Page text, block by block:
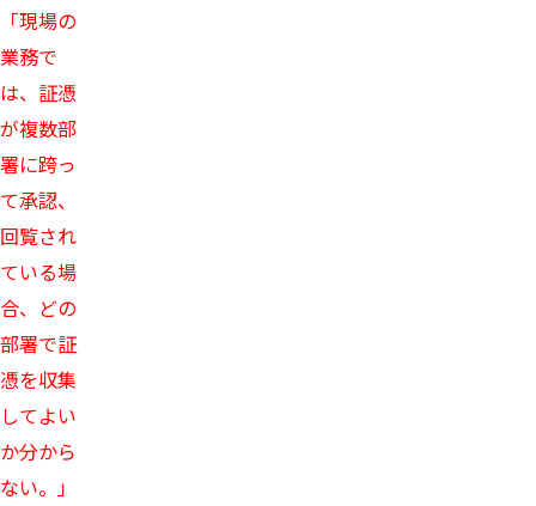
「現場の
業務で
は、証憑
が複数部
署に跨っ
て承認、
回覧され
ている場
合、どの
部署で証
憑を収集
してよい
か分から
ない。」